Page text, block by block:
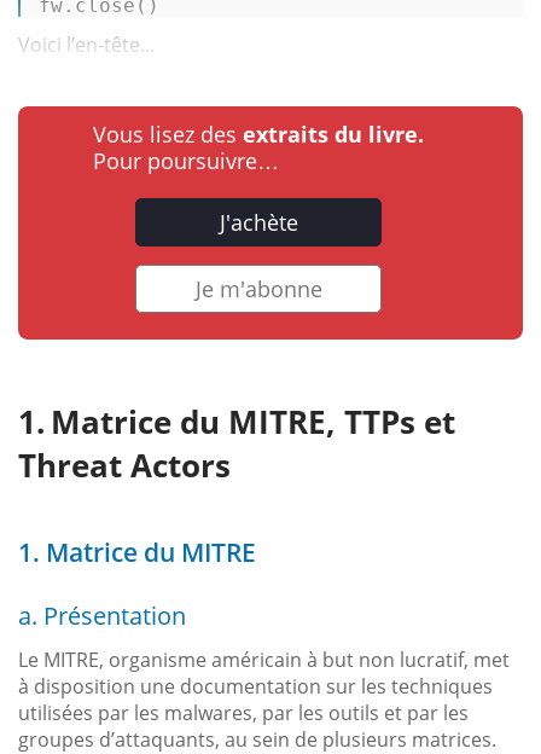
fw.close()
Voici l’en-tête...
Vous lisez des extraits du livre.
Pour poursuivre…
J'achète
Je m'abonne
Matrice du MITRE, TTPs et
Threat Actors
1. Matrice du MITRE
a. Présentation
Le MITRE, organisme américain à but non lucratif, met
à disposition une documentation sur les techniques
utilisées par les malwares, par les outils et par les
groupes d’attaquants, au sein de plusieurs matrices.